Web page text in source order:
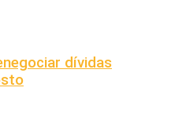
dívidas